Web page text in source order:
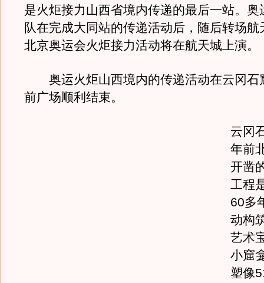
是火炬接力山西省境内传递的最后一站。奥
队在完成大同站的传递活动后，随后转场航
北京奥运会火炬接力活动将在航天城上演。
奥运火炬山西境内的传递活动在云冈石
前广场顺利结束。
云冈
年前
开凿
工程
60多
动构
艺术
小窟
塑像